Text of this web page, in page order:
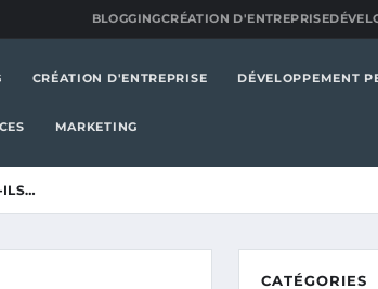
BLOGGINGCRÉATION D'ENTREPRISE
CRÉATION D'ENTREPRISE DÉVELOPPEMENT
MARKETING
ILS…
CATÉGORIES